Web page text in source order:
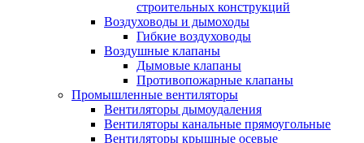
строительных конструкций
Воздуховоды и дымоходы
Гибкие воздуховоды
Воздушные клапаны
Дымовые клапаны
Противопожарные клапаны
Промышленные вентиляторы
Вентиляторы дымоудаления
Вентиляторы канальные прямоугольные
Вентиляторы крышные осевые